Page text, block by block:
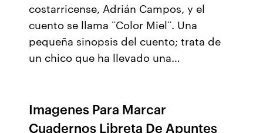
costarricense, Adrián Campos, y el
cuento se llama ¨Color Miel¨. Una
pequeña sinopsis del cuento; trata de
un chico que ha llevado una…
Imagenes Para Marcar
Cuadernos Libreta De Apuntes